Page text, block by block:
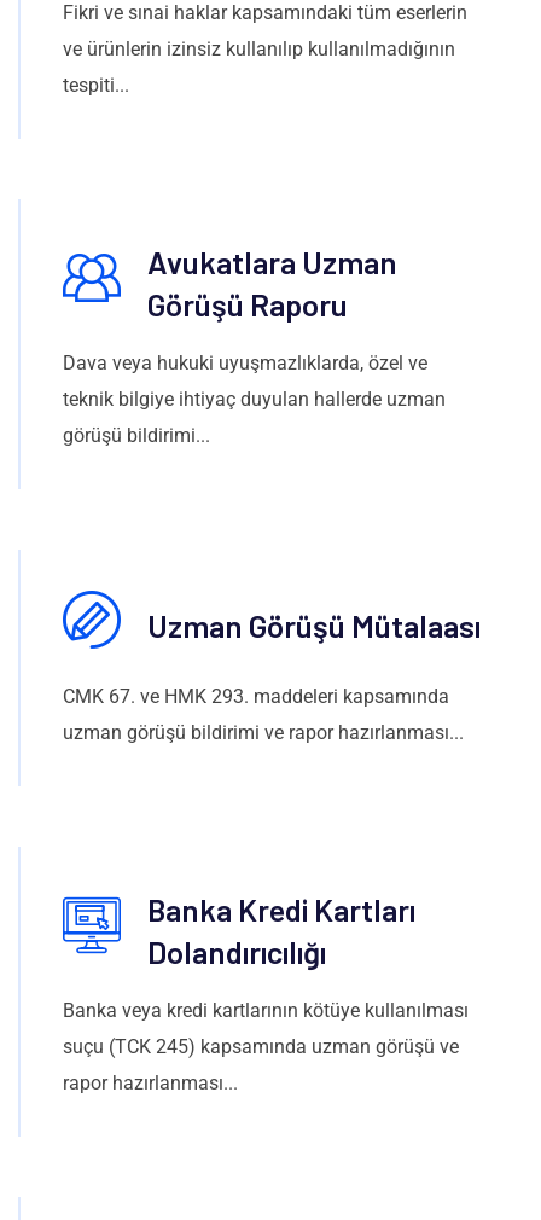
Fikri ve sınai haklar kapsamındaki tüm eserlerin
ve ürünlerin izinsiz kullanılıp kullanılmadığının
tespiti...
Avukatlara Uzman
Görüşü Raporu
Dava veya hukuki uyuşmazlıklarda, özel ve
teknik bilgiye ihtiyaç duyulan hallerde uzman
görüşü bildirimi...
Uzman Görüşü Mütalaası
CMK 67. ve HMK 293. maddeleri kapsamında
uzman görüşü bildirimi ve rapor hazırlanması...
Banka Kredi Kartları
Dolandırıcılığı
Banka veya kredi kartlarının kötüye kullanılması
suçu (TCK 245) kapsamında uzman görüşü ve
rapor hazırlanması...